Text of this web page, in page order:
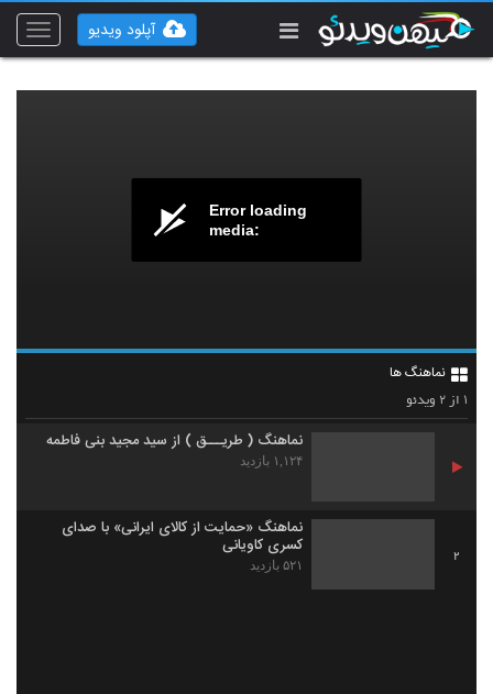
Toggle
آپلود ویدیو
Error loading
media:
نماهنگ ها
۱ از ۲ ویدئو
نماهنگ ( طریـــق ) از سید مجید بنی فاطمه
۱,۱۲۴ بازدید
2
نماهنگ «حمایت از کالای ایرانی» با صدای
کسری کاویانی
۵۲۱ بازدید